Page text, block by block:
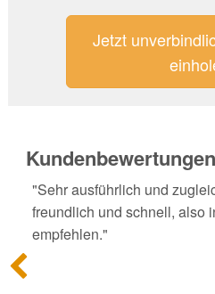
Jetzt
Kundenbewertungen
"Sehr ausführlich und
freundlich und schnell, also
empfehlen."